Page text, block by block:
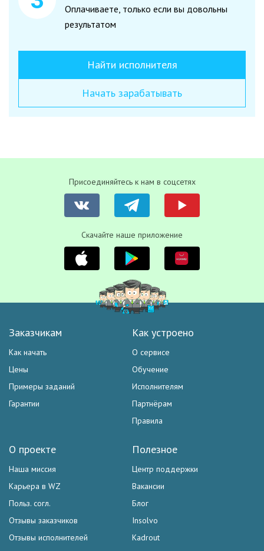
Оплачиваете, только если вы довольны
результатом
Найти исполнителя
Начать зарабатывать
Присоединяйтесь к нам в соцсетях
Скачайте наше приложение
Заказчикам
Как начать
Цены
Примеры заданий
Гарантии
Как устроено
О сервисе
Обучение
Исполнителям
Партнёрам
Правила
Полезное
Центр поддержки
Вакансии
Блог
Insolvo
Kadrout
О проекте
Наша миссия
Карьера в WZ
Польз. согл.
Отзывы заказчиков
Отзывы исполнителей